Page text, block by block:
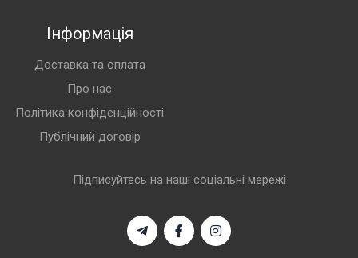
Інформація
Доставка та оплата
Про нас
Політика конфіденційності
Публічний договір
Підписуйтесь на наші соціальні мережі